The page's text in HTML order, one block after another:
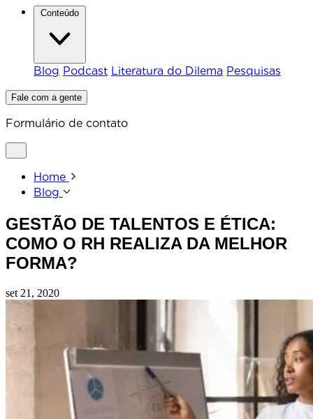
Blog Podcast Literatura do Dilema Pesquisas
Fale com a gente
Formulário de contato
Home
Blog
GESTÃO DE TALENTOS E ÉTICA:
COMO O RH REALIZA DA MELHOR
FORMA?
set 21, 2020